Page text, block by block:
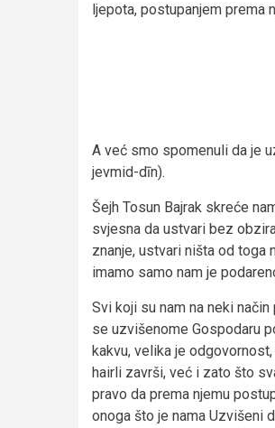
ljepota, postupanjem prema
A već smo spomenuli da je
jevmid-dīn).
Šejh Tosun Bajrak skreće
svjesna da ustvari bez
znanje, ustvari ništa od
imamo samo nam je
Svi koji su nam na neki
se uzvišenome Gospodaru
kakvu, velika je
hairli završi, već i zato što
pravo da prema njemu
onoga što je nama Uzvišeni